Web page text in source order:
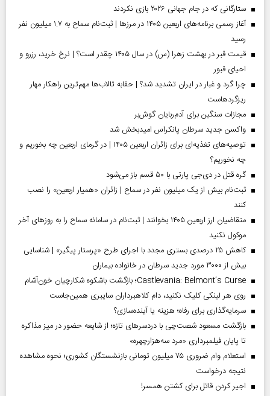
ستارگانی که در جام جهانی ۲۰۲۶ بازی نکردند
آغاز رسمی برنامه‌های اربعین ۱۴۰۵ در مرز‌ها | ثبت‌نام سماح به ۱.۷ میلیون نفر
رسید
قیمت قبر در بهشت زهرا (س) در سال ۱۴۰۵ چقدر است؟ | نرخ خرید، رزرو و
احیای قبور
چرا گرد و غبار در ایران تشدید شد؟ | حقابه تالاب‌ها مهم‌ترین راهکار مهار
ریزگردهاست
مجازات سنگین برای آدم‌ربایان گوش‌بر
واکسن جدید سرطان پانکراس امیدبخش شد
توصیه‌های تغذیه‌ای برای زائران اربعین ۱۴۰۵ | در گرمای اربعین چه بخوریم و
چه نخوریم؟
گره قتل در دی‌جی پارتی با ۵۰ قسم باز می‌شود
ثبت‌نام بیش از یک میلیون نفر در سماح | زائران «همیار اربعین» را نصب
کنند
متقاضیان ارز اربعین ۱۴۰۵ بخوانند | ثبت‌نام در سامانه سماح را به روز‌های آخر
موکول نکنید
کاهش ۲۵ درصدی بستری مجدد با اجرای طرح «پرستار پیگیر» | شناسایی
بیش از ۳۰۰۰ مورد جدید سرطان در خانواده بیماران
Castlevania: Belmont’s Curse؛ بازگشت باشکوه شکارچیان خون‌آشام
روی هر لینکی کلیک نکنید، دام کلاهبرداران سایبری همین‌جاست
سرمایه‌گذاری برای رفاه؛ هزینه یا آینده‌سازی؟
بازگشت مسعود شصت‌چی با دردسر‌های تازه؛ از شایعه حضور در میز مذاکره
تا پایان فیلمبرداری «مرد سه‌هزارچهره»
استعلام وام ضروری ۷۵ میلیون تومانی بازنشستگان کشوری؛ نحوه مشاهده
نتیجه درخواست
اجیر کردن قاتل برای کشتن همسر!